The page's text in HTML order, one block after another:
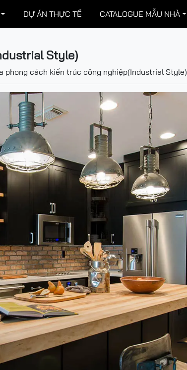
DỰ ÁN THỰC TẾ CATALOGUE MẪU NHÀ
Style)
phong cách kiến trúc công nghiệp(Industrial Style)